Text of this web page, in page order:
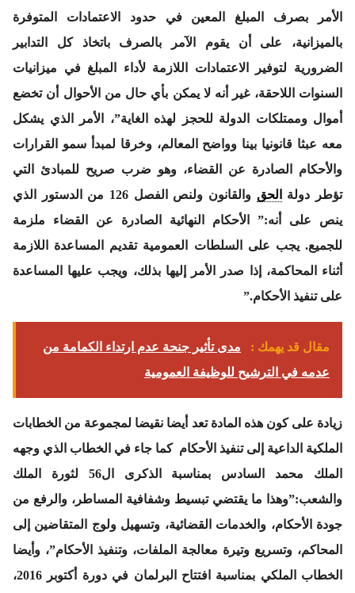
الأمر بصرف المبلغ المعين في حدود الاعتمادات المتوفرة
بالميزانية، على أن يقوم الآمر بالصرف باتخاذ كل التدابير
الضرورية لتوفير الاعتمادات اللازمة لأداء المبلغ في ميزانيات
السنوات اللاحقة، غير أنه لا يمكن بأي حال من الأحوال أن تخضع
أموال وممتلكات الدولة للحجز لهذه الغاية”، الأمر الذي يشكل
معه عبثا قانونيا بينا وواضح المعالم، وخرقا لمبدأ سمو القرارات
والأحكام الصادرة عن القضاء، وهو ضرب صريح للمبادئ التي
تؤطر دولة
الحق
والقانون ولنص الفصل 126 من الدستور الذي
ينص على أنه:” الأحكام النهائية الصادرة عن القضاء ملزمة
للجميع. يجب على السلطات العمومية تقديم المساعدة اللازمة
أثناء المحاكمة، إذا صدر الأمر إليها بذلك، ويجب عليها المساعدة
على تنفيذ الأحكام.”
مقال قد يهمك :
مدى تأثير جنحة عدم ارتداء الكمامة من
عدمه في الترشيح للوظيفة العمومية
زيادة على كون هذه المادة تعد أيضا نقيضا لمجموعة من الخطابات
الملكية الداعية إلى تنفيذ الأحكام كما جاء في الخطاب الذي وجهه
الملك محمد السادس بمناسبة الذكرى ال56 لثورة الملك
والشعب:”وهذا ما يقتضي تبسيط وشفافية المساطر، والرفع من
جودة الأحكام، والخدمات القضائية، وتسهيل ولوج المتقاضين إلى
المحاكم، وتسريع وتيرة معالجة الملفات، وتنفيذ الأحكام”، وأيضا
الخطاب الملكي بمناسبة افتتاح البرلمان في دورة أكتوبر 2016،